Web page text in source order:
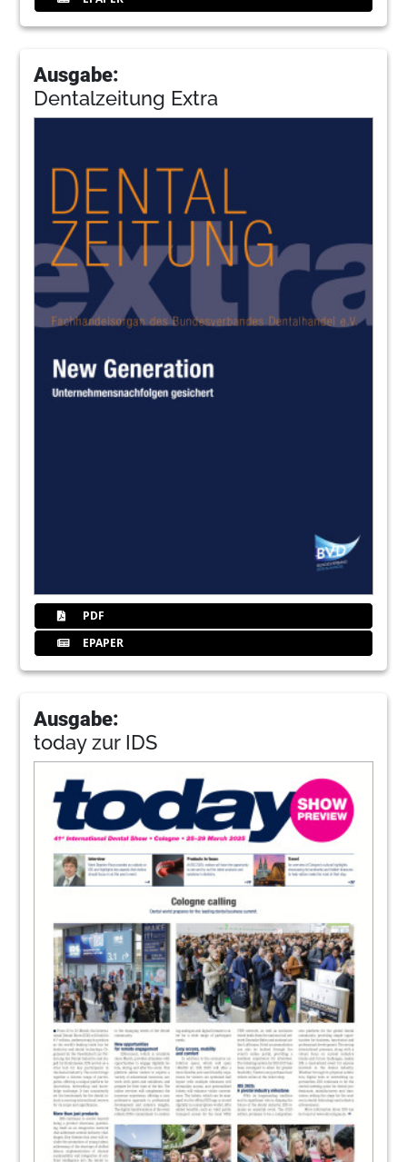
Ausgabe:
Dentalzeitung Extra
PDF
EPAPER
Ausgabe:
today zur IDS